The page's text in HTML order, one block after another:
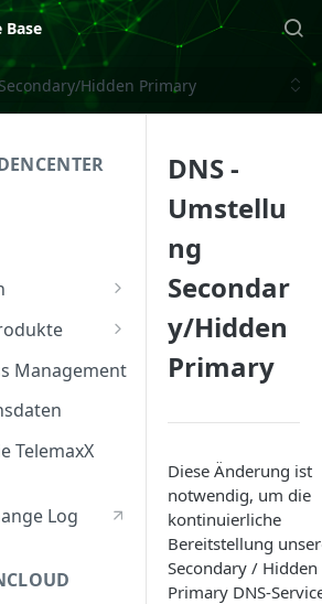
Base
Hidden Primary
Management
TelemaxX
Log
DNS -
Umstellu
ng
Secondar
y/Hidden
Primary
Diese Änderung ist
notwendig, um die
kontinuierliche
Bereitstellung
Secondary / Hidden
Primary DNS-